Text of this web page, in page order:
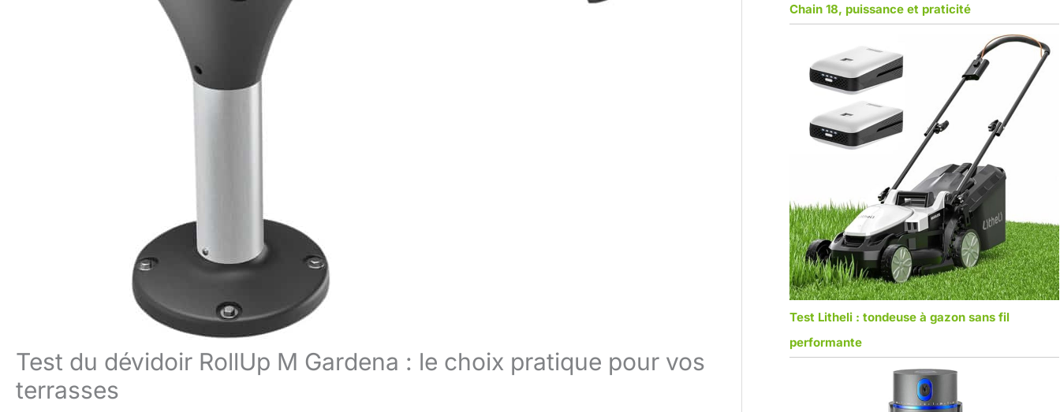
Test du dévidoir RollUp M Gardena : le choix pratique pour vos
terrasses
Chain 18, puissance et praticité
Test Litheli : tondeuse à gazon sans fil
performante